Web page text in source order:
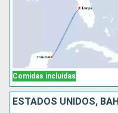
Comidas incluidas
ESTADOS UNIDOS,